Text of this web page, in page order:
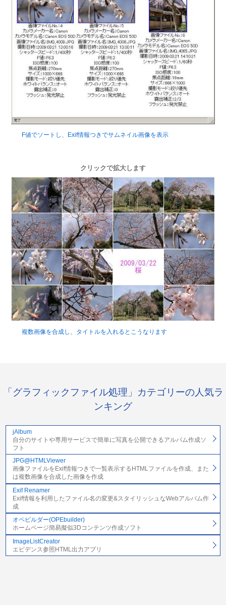
F値でソートし、Exif情報つきでサムネイル画像を表示
クリックで拡大します
複数画像を合成し、タイトルを入れるとこうなります
「グラフィックファイル処理」カテゴリーの人気ラ
ンキング
jAlbum
自分のサイトや専用サービスで簡単に写真を公開できるアルバム作成ソ
フト
JPG@HTMLViewer
画像ファイルをExif情報つきで一覧表示するHTMLファイルを作成、また
は複数画像を合成した画像を作成
Exif Renamer
Exif情報を利用したファイル名の変更&スタイリッシュなWebアルバム作
成
オペビルダー(OPEbuilder)
ホームページ簡易擬似3Dコンテンツ作成ソフト
ImageListCreator
エビデンス参照HTML出力アプリ